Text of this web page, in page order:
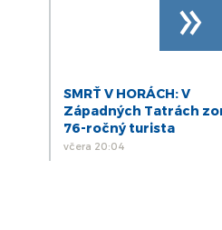
SMRŤ V HORÁCH: V
Západných Tatrách
76-ročný turista
včera 20:04
»